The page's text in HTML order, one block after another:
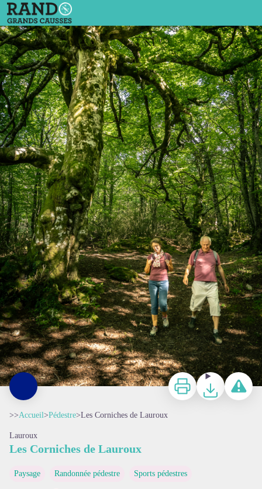
Les Corniches de Lauroux
ImprimerTéléchargerSignaler
>>Accueil>Pédestre>Les Corniches de Lauroux
Lauroux
Les Corniches de Lauroux
Paysage Randonnée pédestre Sports pédestres